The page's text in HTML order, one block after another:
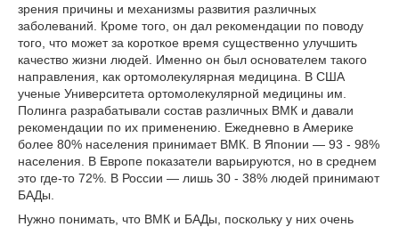
зрения причины и механизмы развития различных
заболеваний. Кроме того, он дал рекомендации по поводу
того, что может за короткое время существенно улучшить
качество жизни людей. Именно он был основателем такого
направления, как ортомолекулярная медицина. В США
ученые Университета ортомолекулярной медицины им.
Полинга разрабатывали состав различных ВМК и давали
рекомендации по их применению. Ежедневно в Америке
более 80% населения принимает ВМК. В Японии — 93 - 98%
населения. В Европе показатели варьируются, но в среднем
это где-то 72%. В России — лишь 30 - 38% людей принимают
БАДы.
Нужно понимать, что ВМК и БАДы, поскольку у них очень